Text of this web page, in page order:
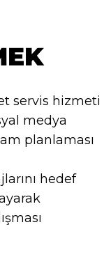
servis hizmeti
medya
planlaması
hedef